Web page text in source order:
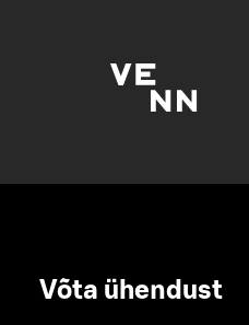
Võta ühendust